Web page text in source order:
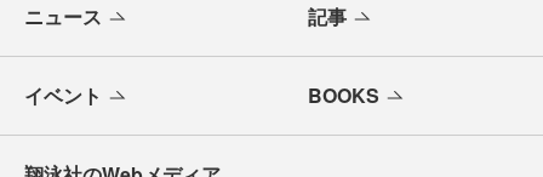
ニュース 記事
イベント BOOKS